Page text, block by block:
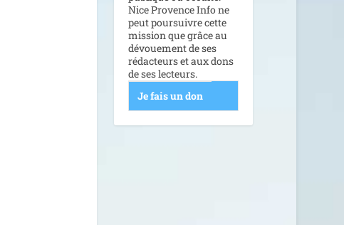
Nice Provence Info ne
peut poursuivre cette
mission que grâce au
dévouement de ses
rédacteurs et aux dons
de ses lecteurs.
Je fais un don